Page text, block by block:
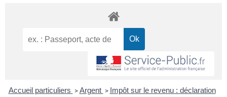
Accueil particuliers > Argent > Impôt sur le revenu : déclaration